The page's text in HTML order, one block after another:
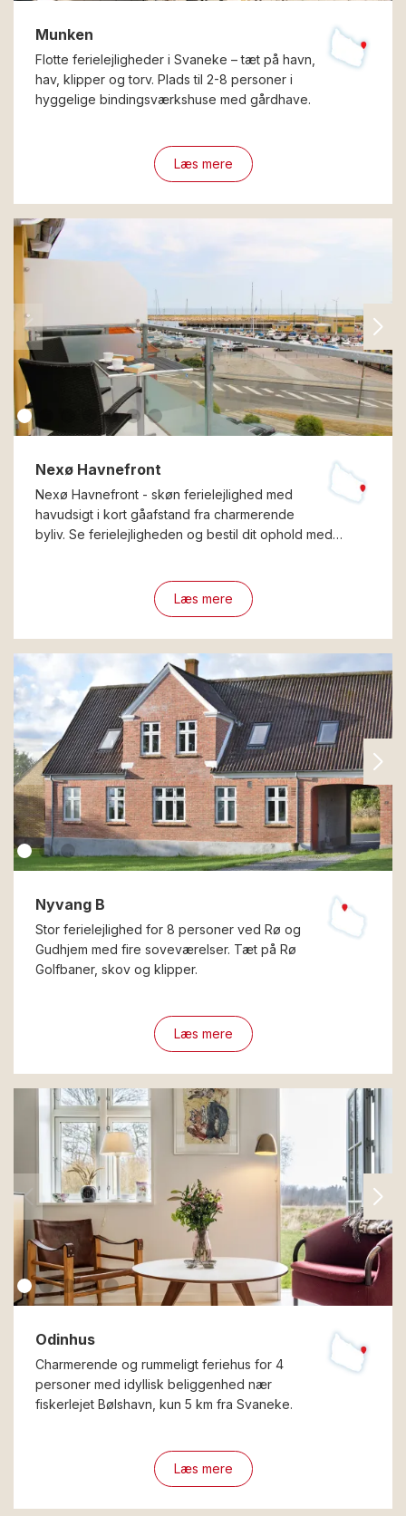
Munken
Flotte ferielejligheder i Svaneke – tæt på havn,
hav, klipper og torv. Plads til 2-8 personer i
hyggelige bindingsværkshuse med gårdhave.
Læs mere
Nexø Havnefront
Nexø Havnefront - skøn ferielejlighed med
havudsigt i kort gåafstand fra charmerende
byliv. Se ferielejligheden og bestil dit ophold med…
Læs mere
Nyvang B
Stor ferielejlighed for 8 personer ved Rø og
Gudhjem med fire soveværelser. Tæt på Rø
Golfbaner, skov og klipper.
Læs mere
Odinhus
Charmerende og rummeligt feriehus for 4
personer med idyllisk beliggenhed nær
fiskerlejet Bølshavn, kun 5 km fra Svaneke.
Læs mere